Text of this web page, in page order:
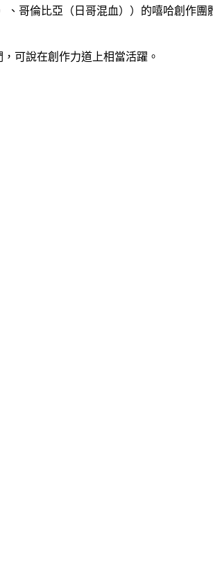
哥倫比亞（日哥混血））的嘻哈創作
可說在創作力道上相當活躍。